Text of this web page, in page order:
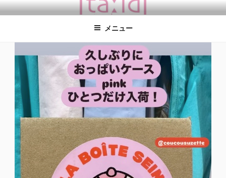
コ
ン
TA:ID TOKYO
タイドトーキョー / coucou suzette / 学芸大学徒歩１分 / 東京の雑貨屋
さん coucou suzette日本正規取扱店 ククシュゼット 店舗 ククシュゼッ
メニュー